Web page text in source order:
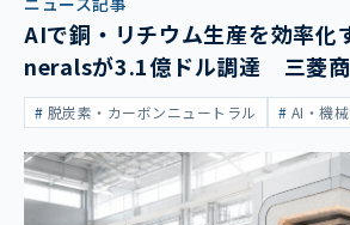
AIで銅・リチウム生産を効率
neralsが3.1億ドル調達 三菱
脱炭素・カーボンニュートラル AI・機